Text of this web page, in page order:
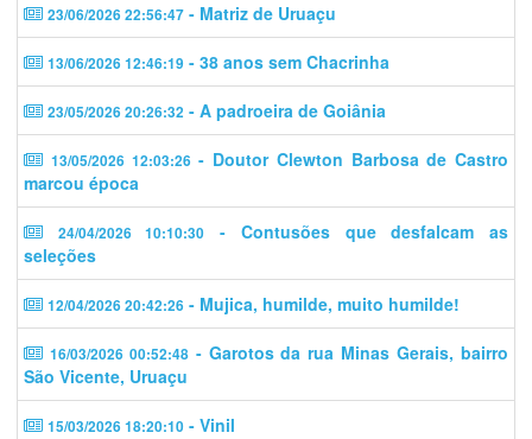
23/06/2026 22:56:47 - Matriz de Uruaçu
13/06/2026 12:46:19 - 38 anos sem Chacrinha
23/05/2026 20:26:32 - A padroeira de Goiânia
13/05/2026 12:03:26 - Doutor Clewton Barbosa de Castro
marcou época
24/04/2026 10:10:30
- Contusões que desfalcam as
seleções
12/04/2026 20:42:26 - Mujica, humilde, muito humilde!
16/03/2026 00:52:48- Garotos da rua Minas Gerais, bairro
São Vicente, Uruaçu
15/03/2026 18:20:10 - Vinil